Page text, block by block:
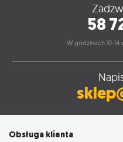
58
W godzinach 10-
Obsługa klienta